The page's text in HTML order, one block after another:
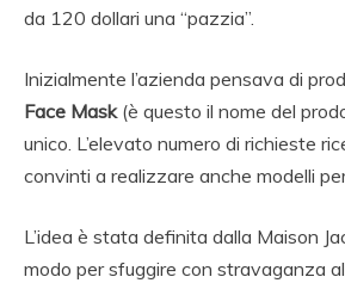
da 120 dollari una “pazzia”.
Inizialmente l’azienda pensava di
Face Mask(è questo il nome del
unico. L’elevato numero di richieste
convinti a realizzare anche modelli
L’idea è stata definita dalla Maison
modo per sfuggire con stravaganza